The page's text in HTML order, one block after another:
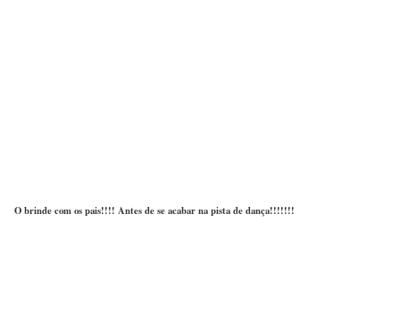
O brinde com os pais!!!! Antes de se acabar na pista de dança!!!!!!!